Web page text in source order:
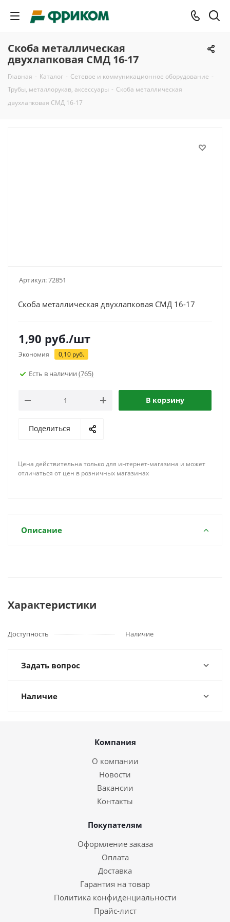
Скоба металлическая
двухлапковая СМД 16-17
Главная - Каталог - Сетевое и коммуникационное оборудование -
Трубы, металлорукав, аксессуары - Скоба металлическая
двухлапковая СМД 16-17
Артикул:72851
Скоба металлическая двухлапковая СМД 16-17
1,90 руб./шт
Экономия 0,10 руб.
Есть в наличии (765)
В корзину
Поделиться
Цена действительна только для интернет-магазина и может
отличаться от цен в розничных магазинах
Описание
Характеристики
Доступность Наличие
Задать вопрос
Наличие
Компания
О компании
Новости
Вакансии
Контакты
Покупателям
Оформление заказа
Оплата
Доставка
Гарантия на товар
Политика конфиденциальности
Прайс-лист